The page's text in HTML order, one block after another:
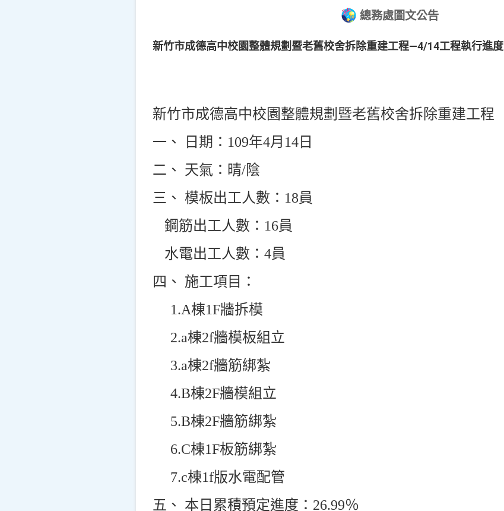
總務處圖文公告
新竹市成德高中校園整體規劃暨老舊校舍拆除重建工程—4/14工程執行進度
新竹市成德高中校園整體規劃暨老舊校舍拆除重建工程
一、 日期：109年4月14日
二、 天氣：晴/陰
三、 模板出工人數：18員
鋼筋出工人數：16員
水電出工人數：4員
四、 施工項目：
1.A棟1F牆拆模
2.a棟2f牆模板組立
3.a棟2f牆筋綁紮
4.B棟2F牆模組立
5.B棟2F牆筋綁紮
6.C棟1F板筋綁紮
7.c棟1f版水電配管
五、 本日累積預定進度：26.99％